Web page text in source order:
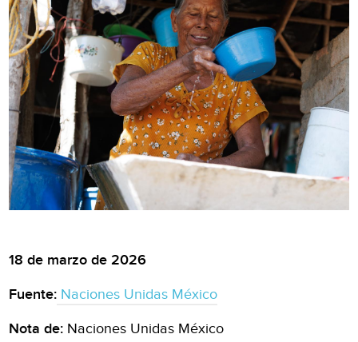
18 de marzo de 2026
Fuente: Naciones Unidas México
Nota de: Naciones Unidas México